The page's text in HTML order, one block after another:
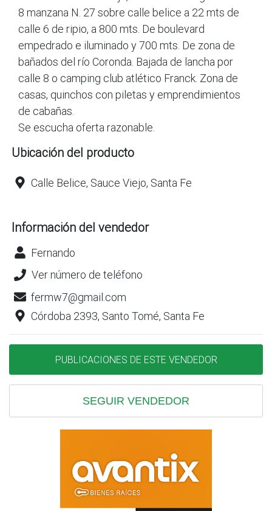
8 manzana N. 27 sobre calle belice a 22 mts de
calle 6 de ripio, a 800 mts. De boulevard
empedrado e iluminado y 700 mts. De zona de
bañados del río Coronda. Bajada de lancha por
calle 8 o camping club atlético Franck. Zona de
casas, quinchos con piletas y emprendimientos
de cabañas.
Se escucha oferta razonable.
Ubicación del producto
Calle Belice, Sauce Viejo, Santa Fe
Información del vendedor
Fernando
Ver número de teléfono
fermw7@gmail.com
Córdoba 2393, Santo Tomé, Santa Fe
PUBLICACIONES DE ESTE VENDEDOR
SEGUIR VENDEDOR